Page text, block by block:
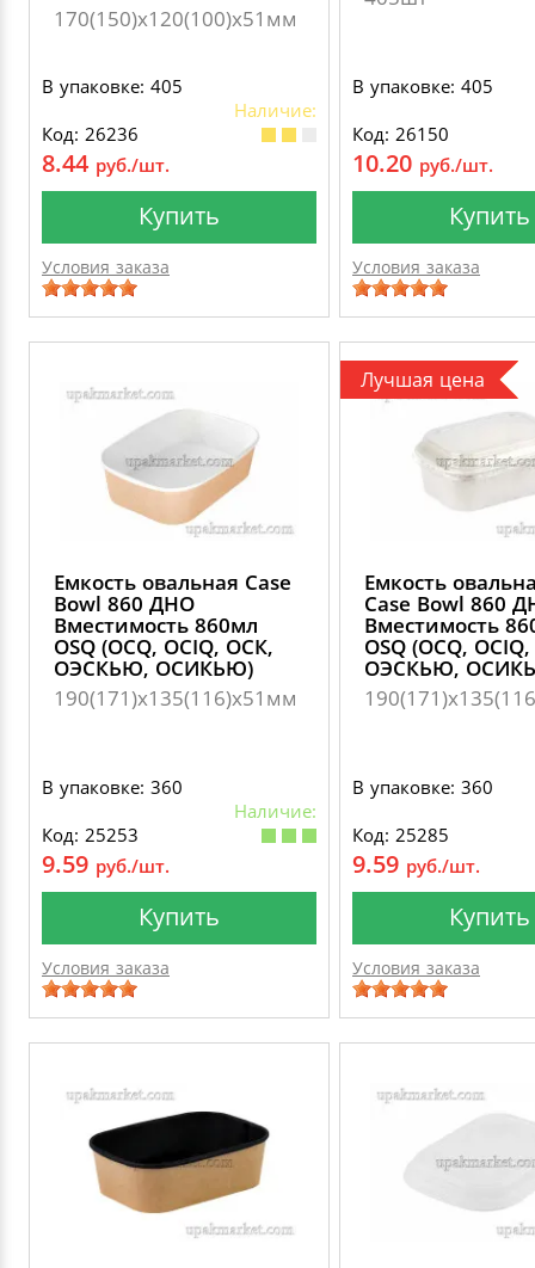
170(150)х120(100)x51мм
В упаковке: 405
Наличие:
Код: 26236
8.44 руб./шт.
Купить
Условия заказа
В упаковке: 405
Код: 26150
10.20 руб./шт.
Купить
Условия заказа
Емкость овальная Case
Bowl 860 ДНО
Вместимость 860мл
OSQ (OCQ, OCIQ, ОСК,
ОЭСКЬЮ, ОСИКЬЮ)
190(171)х135(116)x51мм
В упаковке: 360
Наличие:
Код: 25253
9.59 руб./шт.
Купить
Условия заказа
Лучшая цена
Емкость
Case Bowl 860
Вместимость
OSQ (OCQ,
ОЭСКЬЮ,
В упаковке: 360
Код: 25285
9.59 руб./шт.
Купить
Условия заказа